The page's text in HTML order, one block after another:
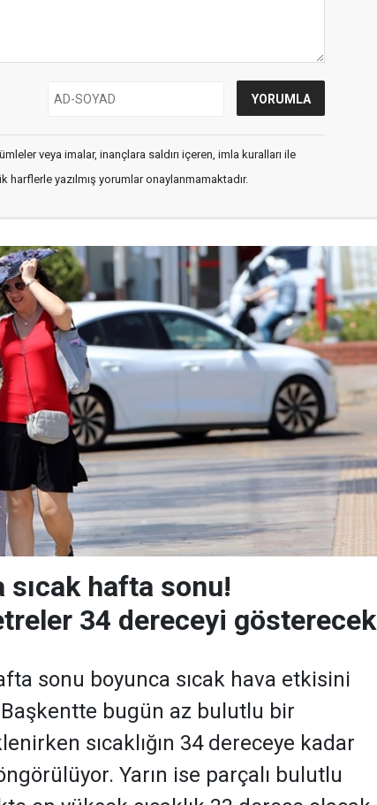
veya imalar, inançlara saldırı içeren, imla kuralları ile
harflerle yazılmış yorumlar onaylanmamaktadır.
sıcak hafta sonu!
34 dereceyi gösterecek
sonu boyunca sıcak hava etkisini
bugün az bulutlu bir
sıcaklığın 34 dereceye kadar
Yarın ise parçalı bulutlu